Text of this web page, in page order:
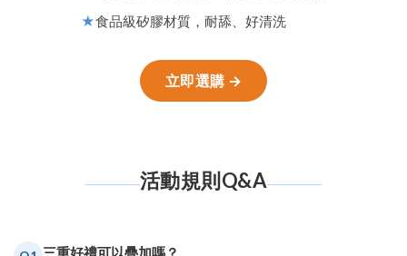
★食品級矽膠材質，耐舔、好清洗
立即選購 →
活動規則Q&A
三重好禮可以疊加嗎？